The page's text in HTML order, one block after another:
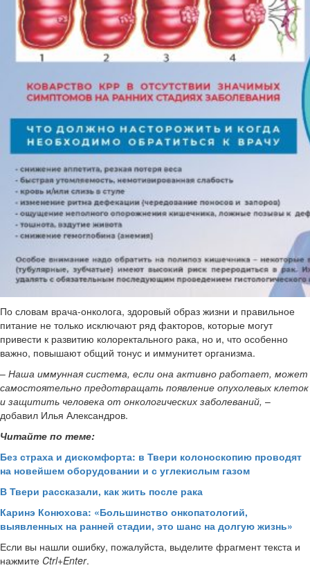
По словам врача-онколога, здоровый образ жизни и правильное
питание не только исключают ряд факторов, которые могут
привести к развитию колоректального рака, но и, что особенно
важно, повышают общий тонус и иммунитет организма.
– Наша иммунная система, если она активно работает, может
самостоятельно предотвращать появление опухолевых клеток
и защитить человека от онкологических заболеваний, –
добавил Илья Александров.
Читайте по теме:
Без страха и дискомфорта: в Твери колоноскопию проводят
на новейшем оборудовании и с углекислым газом
В Твери рассказали, как жить после рака
Каринэ Конюхова: «Большинство онкопатологий,
выявленных на ранней стадии, это шанс на долгую жизнь»
Если вы нашли ошибку, пожалуйста, выделите фрагмент текста и
нажмите Ctrl+Enter.